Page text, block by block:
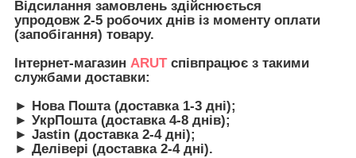
Відсилання замовлень здійснюється
упродовж 2-5 робочих днів із моменту оплати
(запобігання) товару.
Інтернет-магазин ARUTспівпрацює з такими
службами доставки:
► Нова Пошта (доставка 1-3 дні);
► УкрПошта (доставка 4-8 днів);
► Jastin (доставка 2-4 дні);
► Делівері (доставка 2-4 дні).